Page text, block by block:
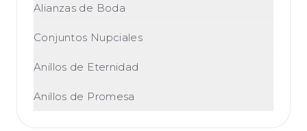
Alianzas de Boda
Conjuntos Nupciales
Anillos de Eternidad
Anillos de Promesa